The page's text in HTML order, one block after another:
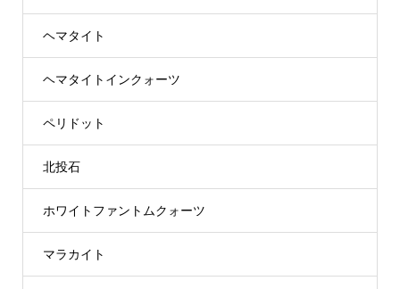
ヘマタイト
ヘマタイトインクォーツ
ペリドット
北投石
ホワイトファントムクォーツ
マラカイト